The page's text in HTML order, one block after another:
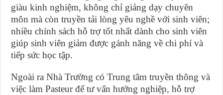
giàu kinh nghiệm, không chỉ giảng dạy chuyên
môn mà còn truyền tải lòng yêu nghề với sinh viên;
nhiều chính sách hỗ trợ tốt nhất dành cho sinh viên
giúp sinh viên giảm được gánh năng về chi phí và
tiếp sức học tập.
Ngoài ra Nhà Trường có Trung tâm truyền thông và
việc làm Pasteur để tư vấn hướng nghiệp, hỗ trợ